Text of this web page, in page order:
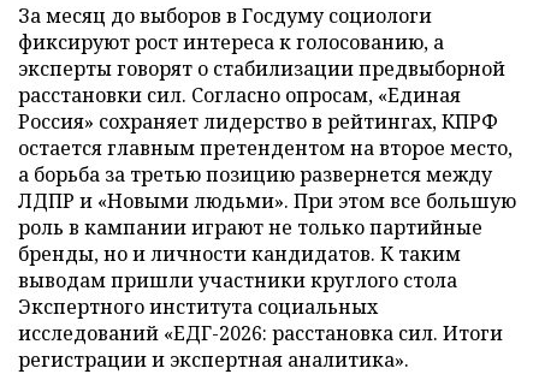
За месяц до выборов в Госдуму социологи
фиксируют рост интереса к голосованию, а
эксперты говорят о стабилизации предвыборной
расстановки сил. Согласно опросам, «Единая
Россия» сохраняет лидерство в рейтингах, КПРФ
остается главным претендентом на второе место,
а борьба за третью позицию развернется между
ЛДПР и «Новыми людьми». При этом все большую
роль в кампании играют не только партийные
бренды, но и личности кандидатов. К таким
выводам пришли участники круглого стола
Экспертного института социальных
исследований «ЕДГ-2026: расстановка сил. Итоги
регистрации и экспертная аналитика».